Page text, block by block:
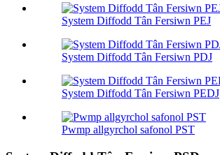
System Diffodd Tân Fersiwn PEJ
System Diffodd Tân Fersiwn PDJ
System Diffodd Tân Fersiwn PEDJ
Pwmp allgyrchol safonol PST